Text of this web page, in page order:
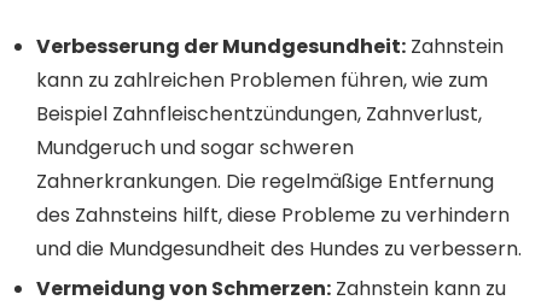
Verbesserung der Mundgesundheit: Zahnstein
kann zu zahlreichen Problemen führen, wie zum
Beispiel Zahnfleischentzündungen, Zahnverlust,
Mundgeruch und sogar schweren
Zahnerkrankungen. Die regelmäßige Entfernung
des Zahnsteins hilft, diese Probleme zu verhindern
und die Mundgesundheit des Hundes zu verbessern.
Vermeidung von Schmerzen: Zahnstein kann zu